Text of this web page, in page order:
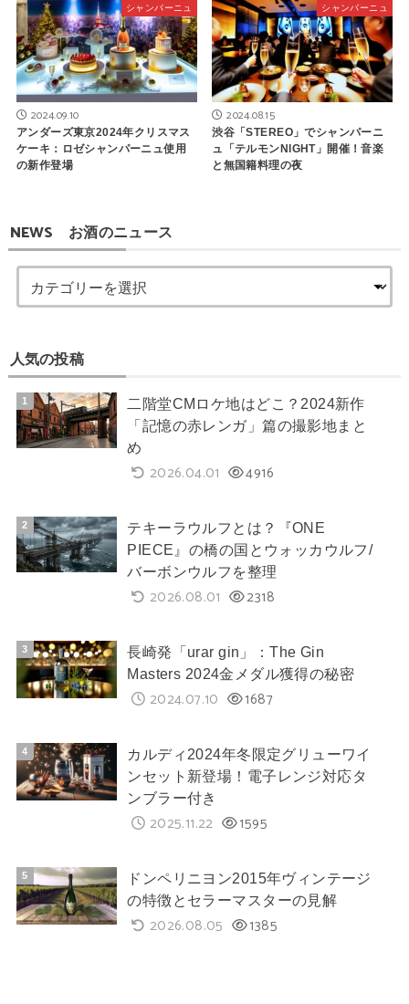
シャンパーニュ
2024.09.10
アンダーズ東京2024年クリスマス
ケーキ：ロゼシャンパーニュ使用
の新作登場
シャンパーニュ
2024.08.15
渋谷「STEREO」でシャンパーニ
ュ「テルモンNIGHT」開催！音楽
と無国籍料理の夜
NEWS お酒のニュース
人気の投稿
二階堂CMロケ地はどこ？2024新作
「記憶の赤レンガ」篇の撮影地まと
め
2026.04.01 4916
テキーラウルフとは？『ONE
PIECE』の橋の国とウォッカウルフ/
バーボンウルフを整理
2026.08.01 2318
長崎発「urar gin」：The Gin
Masters 2024金メダル獲得の秘密
2024.07.10 1687
カルディ2024年冬限定グリューワイ
ンセット新登場！電子レンジ対応タ
ンブラー付き
2025.11.22 1595
ドンペリニヨン2015年ヴィンテージ
の特徴とセラーマスターの見解
2026.08.05 1385